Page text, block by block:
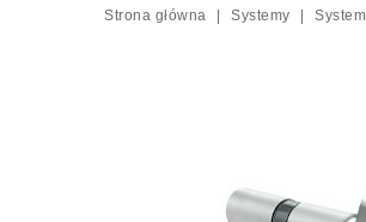
Strona główna Systemy